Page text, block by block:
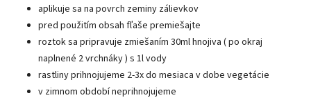
aplikuje sa na povrch zeminy zálievkov
pred použitím obsah fľaše premiešajte
roztok sa pripravuje zmiešaním 30ml hnojiva ( po okraj
naplnené 2 vrchnáky ) s 1l vody
rastliny prihnojujeme 2-3x do mesiaca v dobe vegetácie
v zimnom období neprihnojujeme